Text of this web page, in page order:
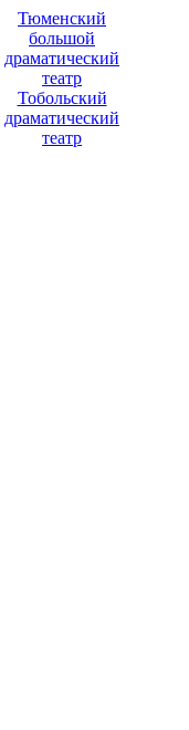
Тюменский
большой
драматический
театр
Тобольский
драматический
театр